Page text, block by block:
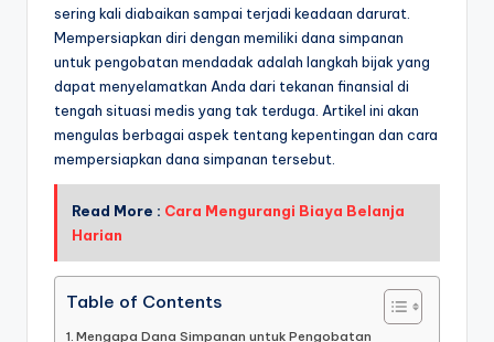
sering kali diabaikan sampai terjadi keadaan darurat.
Mempersiapkan diri dengan memiliki dana simpanan
untuk pengobatan mendadak adalah langkah bijak yang
dapat menyelamatkan Anda dari tekanan finansial di
tengah situasi medis yang tak terduga. Artikel ini akan
mengulas berbagai aspek tentang kepentingan dan cara
mempersiapkan dana simpanan tersebut.
Read More : Cara Mengurangi Biaya Belanja
Harian
Table of Contents
Mengapa Dana Simpanan untuk Pengobatan